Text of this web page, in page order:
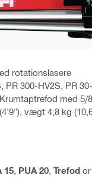
rotationslasere
300-HV2S, PR
med 5/
vægt 4,8 kg
15 PUA 20 Trefod or